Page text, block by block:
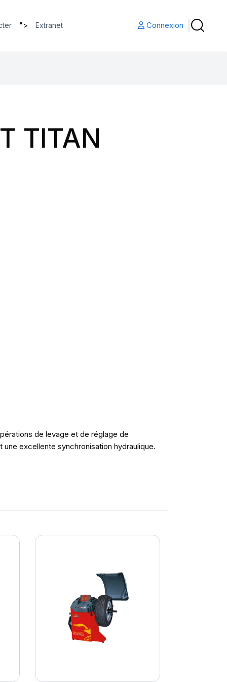
"> Extranet Connexion
TITAN
de levage et de réglage de
excellente synchronisation hydraulique.